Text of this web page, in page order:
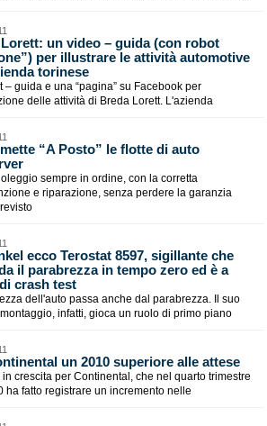
Lorett: un video – guida (con robot
per illustrare le attività automotive
torinese
– guida e una “pagina” su Facebook per
delle attività di Breda Lorett. L'azienda
“A Posto” le flotte di auto
sempre in ordine, con la corretta
e riparazione, senza perdere la garanzia
ecco Terostat 8597, sigillante che
il parabrezza in tempo zero ed è a
crash test
dell'auto passa anche dal parabrezza. Il suo
infatti, gioca un ruolo di primo piano
un 2010 superiore alle attese
in crescita per Continental, che nel quarto trimestre
ha fatto registrare un incremento nelle